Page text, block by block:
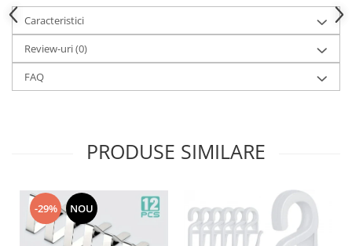
Caracteristici
Review-uri(0)
FAQ
PRODUSE SIMILARE
-29% NOU